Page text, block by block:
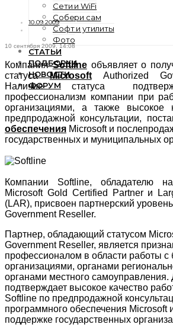
Сети и WiFi
Собери сам
Софт и утилиты
Фото
СТАТЬИ
ПОДБОРКИ
НОВОСТИ
ФОРУМ
10.09.2009
10 сентября 2009, 14:08
КомпанияSoftlineобъявляет о
статусаMicrosoftAuthorized
Наличие статуса
профессионализм компании при
организациями, а также высокое
предпродажной консультации,
обеспечения Microsoft и
государственных и муниципальных
Компании Softline, обладателю
Microsoft Gold Certified Partner и
(LAR), присвоен партнерский
Government Reseller.
Партнер, обладающий статусом
Government Reseller, является
профессионалом в области работы
организациями, органами
органами местного самоуправления.
подтверждает высокое качество
Softline по предпродажной
программного обеспечения Microsoft
поддержке государственных